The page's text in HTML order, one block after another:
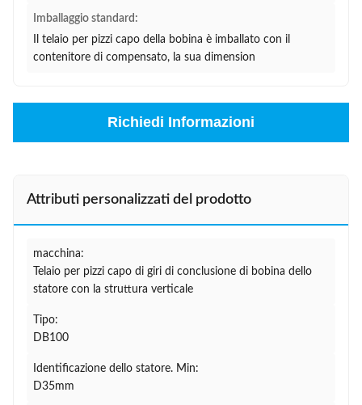
Imballaggio standard:
Il telaio per pizzi capo della bobina è imballato con il
contenitore di compensato, la sua dimension
Richiedi Informazioni
Attributi personalizzati del prodotto
macchina:
Telaio per pizzi capo di giri di conclusione di bobina dello
statore con la struttura verticale
Tipo:
DB100
Identificazione dello statore. Min:
D35mm